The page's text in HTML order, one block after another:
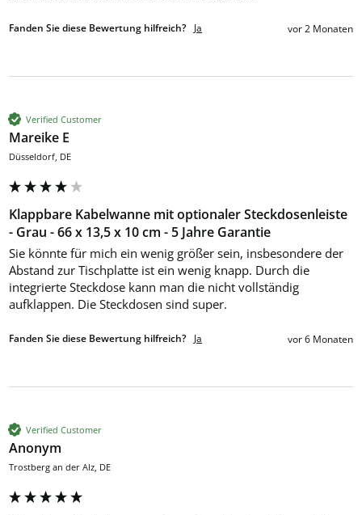
Fanden Sie diese Bewertung hilfreich? Ja vor 2 Monaten
Verified Customer
Mareike E
Düsseldorf, DE
Klappbare Kabelwanne mit optionaler Steckdosenleiste
- Grau - 66 x 13,5 x 10 cm - 5 Jahre Garantie
Sie könnte für mich ein wenig größer sein, insbesondere der
Abstand zur Tischplatte ist ein wenig knapp. Durch die
integrierte Steckdose kann man die nicht vollständig
aufklappen. Die Steckdosen sind super.
Fanden Sie diese Bewertung hilfreich? Ja vor 6 Monaten
Verified Customer
Anonym
Trostberg an der Alz, DE